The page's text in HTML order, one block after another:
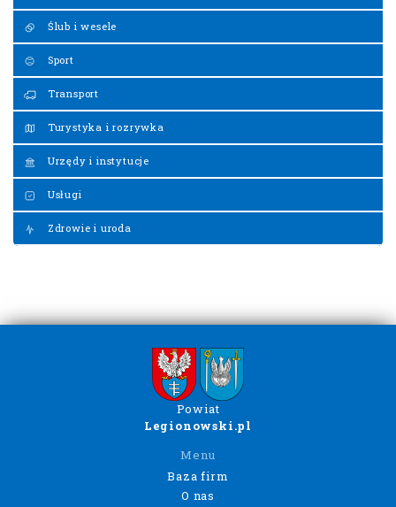
Ślub i wesele
Sport
Transport
Turystyka i rozrywka
Urzędy i instytucje
Usługi
Zdrowie i uroda
Powiat
Legionowski.pl
Menu
Baza firm
O nas